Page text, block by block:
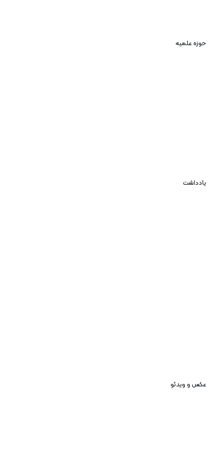
حوزه علمیه
یادداشت
عکس و ویدئو